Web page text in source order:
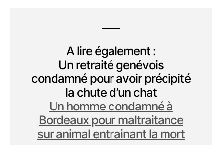
A lire également :
Un retraité genévois
condamné pour avoir précipité
la chute d’un chat
Un homme condamné à
Bordeaux pour maltraitance
sur animal entrainant la mort